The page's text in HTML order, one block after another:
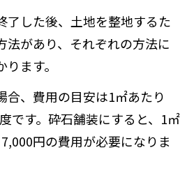
了した後、土地を整地するた
法があり、それぞれの方法に
ます。
合、費用の目安は1㎡あたり
です。砕石舗装にすると、1㎡
円の費用が必要になりま